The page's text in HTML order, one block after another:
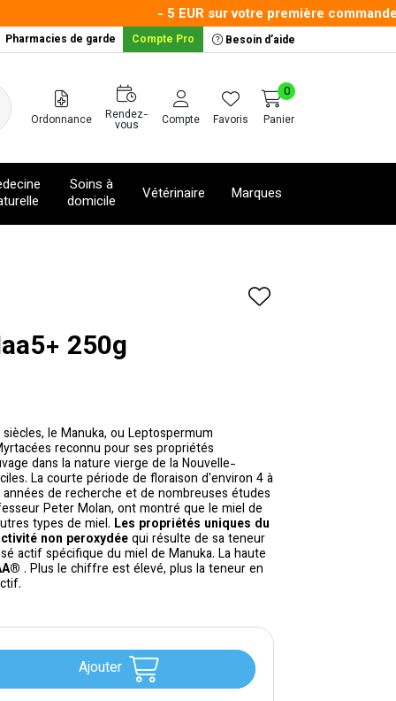
- 5 EUR sur votre première commande
Pharmacies de garde Compte Pro Besoin d’aide
Ordonnance Rendez-
vous Compte Favoris Panier
0
Soins à
domicile
Vétérinaire Marques
250g
le Manuka, ou Leptospermum
reconnu pour ses propriétés
dans la nature vierge de la Nouvelle-
La courte période de floraison d'environ 4 à
années de recherche et de nombreuses études
Peter Molan, ont montré que le miel de
types de miel. Les propriétés uniques du
non peroxydéequi résulte de sa teneur
actif spécifique du miel de Manuka. La haute
. Plus le chiffre est élevé, plus la teneur en
Ajouter